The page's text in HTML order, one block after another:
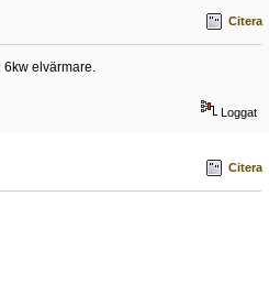
Citera
6kw elvärmare.
Loggat
Citera